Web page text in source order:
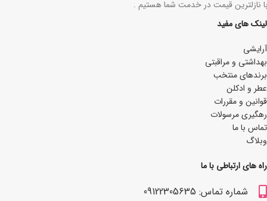
نازلترین قیمت در خدمت شما هستیم .
لینک های مفید
آرایشی
بھداشتی و مراقبتی
برندهای منتخب
عطر و ادکلن
قوانین و مقررات
رهگیری مرسولات
تماس با ما
وبلاگ
راه های ارتباطی با ما
شماره تماس: 09122305635